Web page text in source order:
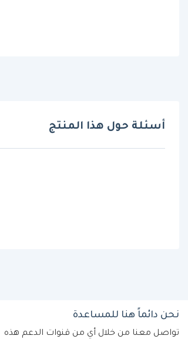
أسئلة حول هذا المنتج
نحن دائماً هنا للمساعدة
تواصل معنا من خلال أي من قنوات الدعم هذه